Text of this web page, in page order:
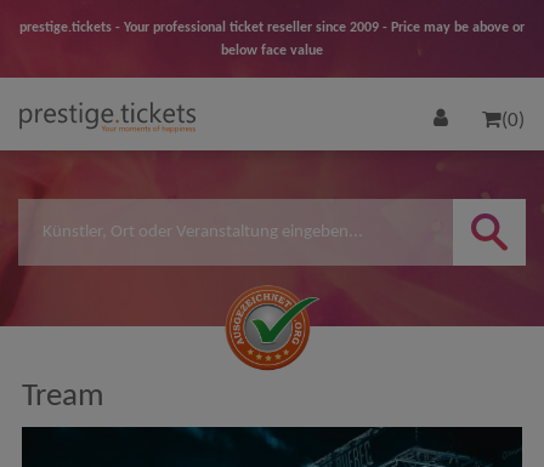
prestige.tickets - Your professional ticket reseller since 2009 - Price may be above or
below face value
(0)
Tream